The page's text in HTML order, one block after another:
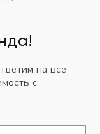
на все
с